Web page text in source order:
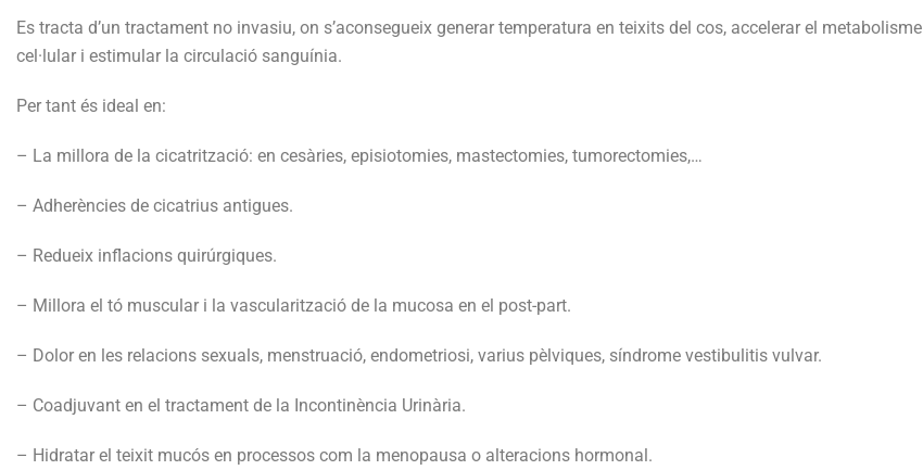
Es tracta d’un tractament no invasiu, on s’aconsegueix generar temperatura en teixits del cos, accelerar el metabolisme
cel·lular i estimular la circulació sanguínia.
Per tant és ideal en:
– La millora de la cicatrització: en cesàries, episiotomies, mastectomies, tumorectomies,…
– Adherències de cicatrius antigues.
– Redueix inflacions quirúrgiques.
– Millora el tó muscular i la vascularització de la mucosa en el post-part.
– Dolor en les relacions sexuals, menstruació, endometriosi, varius pèlviques, síndrome vestibulitis vulvar.
– Coadjuvant en el tractament de la Incontinència Urinària.
– Hidratar el teixit mucós en processos com la menopausa o alteracions hormonal.